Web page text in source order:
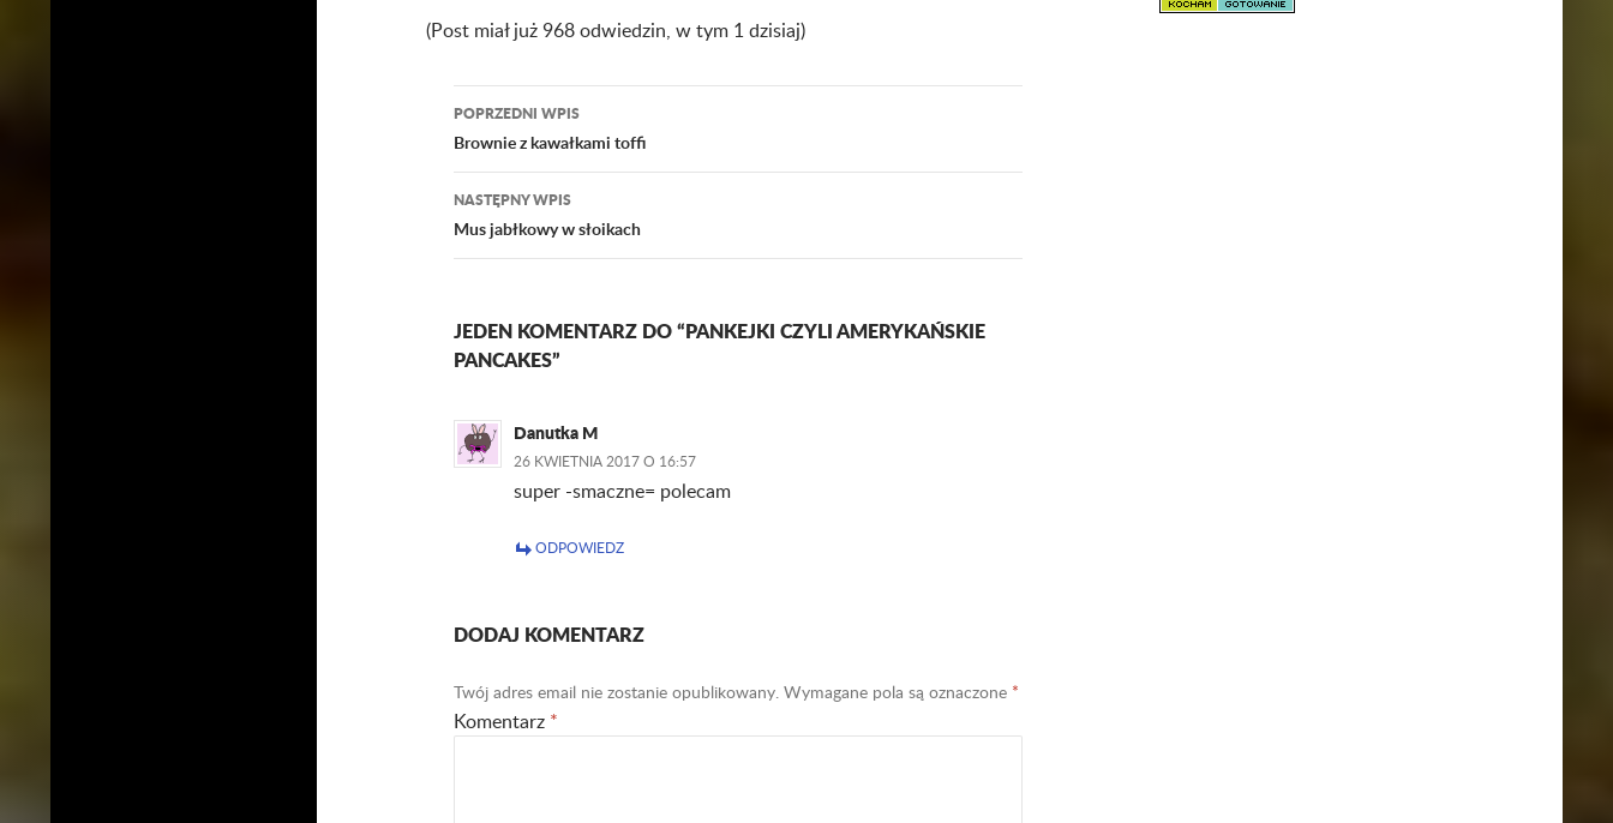
(Post miał już 968 odwiedzin, w tym 1 dzisiaj)
Nawigacja
wpisu
POPRZEDNI WPIS
Brownie z kawałkami toffi
NASTĘPNY WPIS
Mus jabłkowy w słoikach
JEDEN KOMENTARZ DO “PANKEJKI CZYLI AMERYKAŃSKIE
PANCAKES”
Danutka M
26 KWIETNIA 2017 O 16:57
super -smaczne= polecam
ODPOWIEDZ
DODAJ KOMENTARZ
Twój adres email nie zostanie opublikowany. Wymagane pola są oznaczone *
Komentarz *